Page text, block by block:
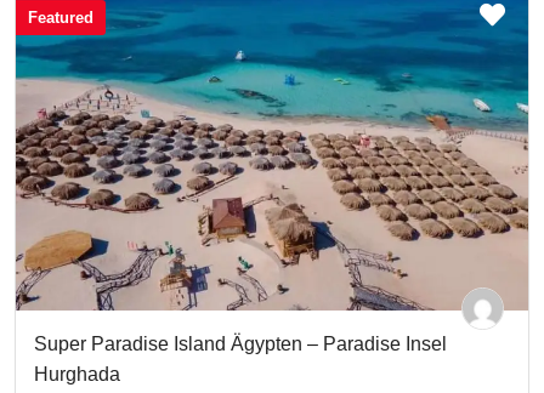
Featured
Super Paradise Island Ägypten – Paradise Insel
Hurghada